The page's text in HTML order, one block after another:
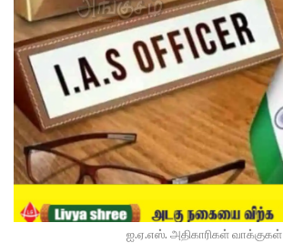
ஐ.ஏ.எஸ். அதிகாரிகள் வாக்குகள்